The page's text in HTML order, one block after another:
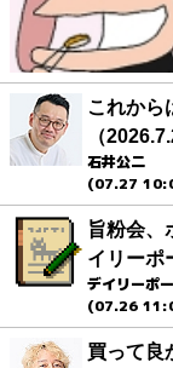
これから
（
石井公二
(07.27
旨粉会、
イリーポ
デイリーポ
(07.26
買って良